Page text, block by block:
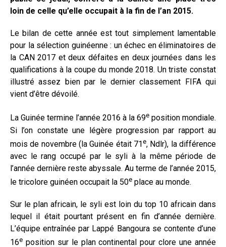
loin de celle qu’elle occupait à la fin de l’an 2015.
Le bilan de cette année est tout simplement lamentable
pour la sélection guinéenne : un échec en éliminatoires de
la CAN 2017 et deux défaites en deux journées dans les
qualifications à la coupe du monde 2018. Un triste constat
illustré assez bien par le dernier classement FIFA qui
vient d’être dévoilé.
La Guinée termine l’année 2016 à la 69e position mondiale.
Si l’on constate une légère progression par rapport au
mois de novembre (la Guinée était 71e, Ndlr), la différence
avec le rang occupé par le syli à la même période de
l’année dernière reste abyssale. Au terme de l’année 2015,
le tricolore guinéen occupait la 50e place au monde.
Sur le plan africain, le syli est loin du top 10 africain dans
lequel il était pourtant présent en fin d’année dernière.
L’équipe entraînée par Lappé Bangoura se contente d’une
16e position sur le plan continental pour clore une année